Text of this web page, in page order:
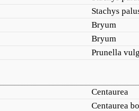
Stachys
Bryum
Bryum
Prunella
Centaurea
Centaurea